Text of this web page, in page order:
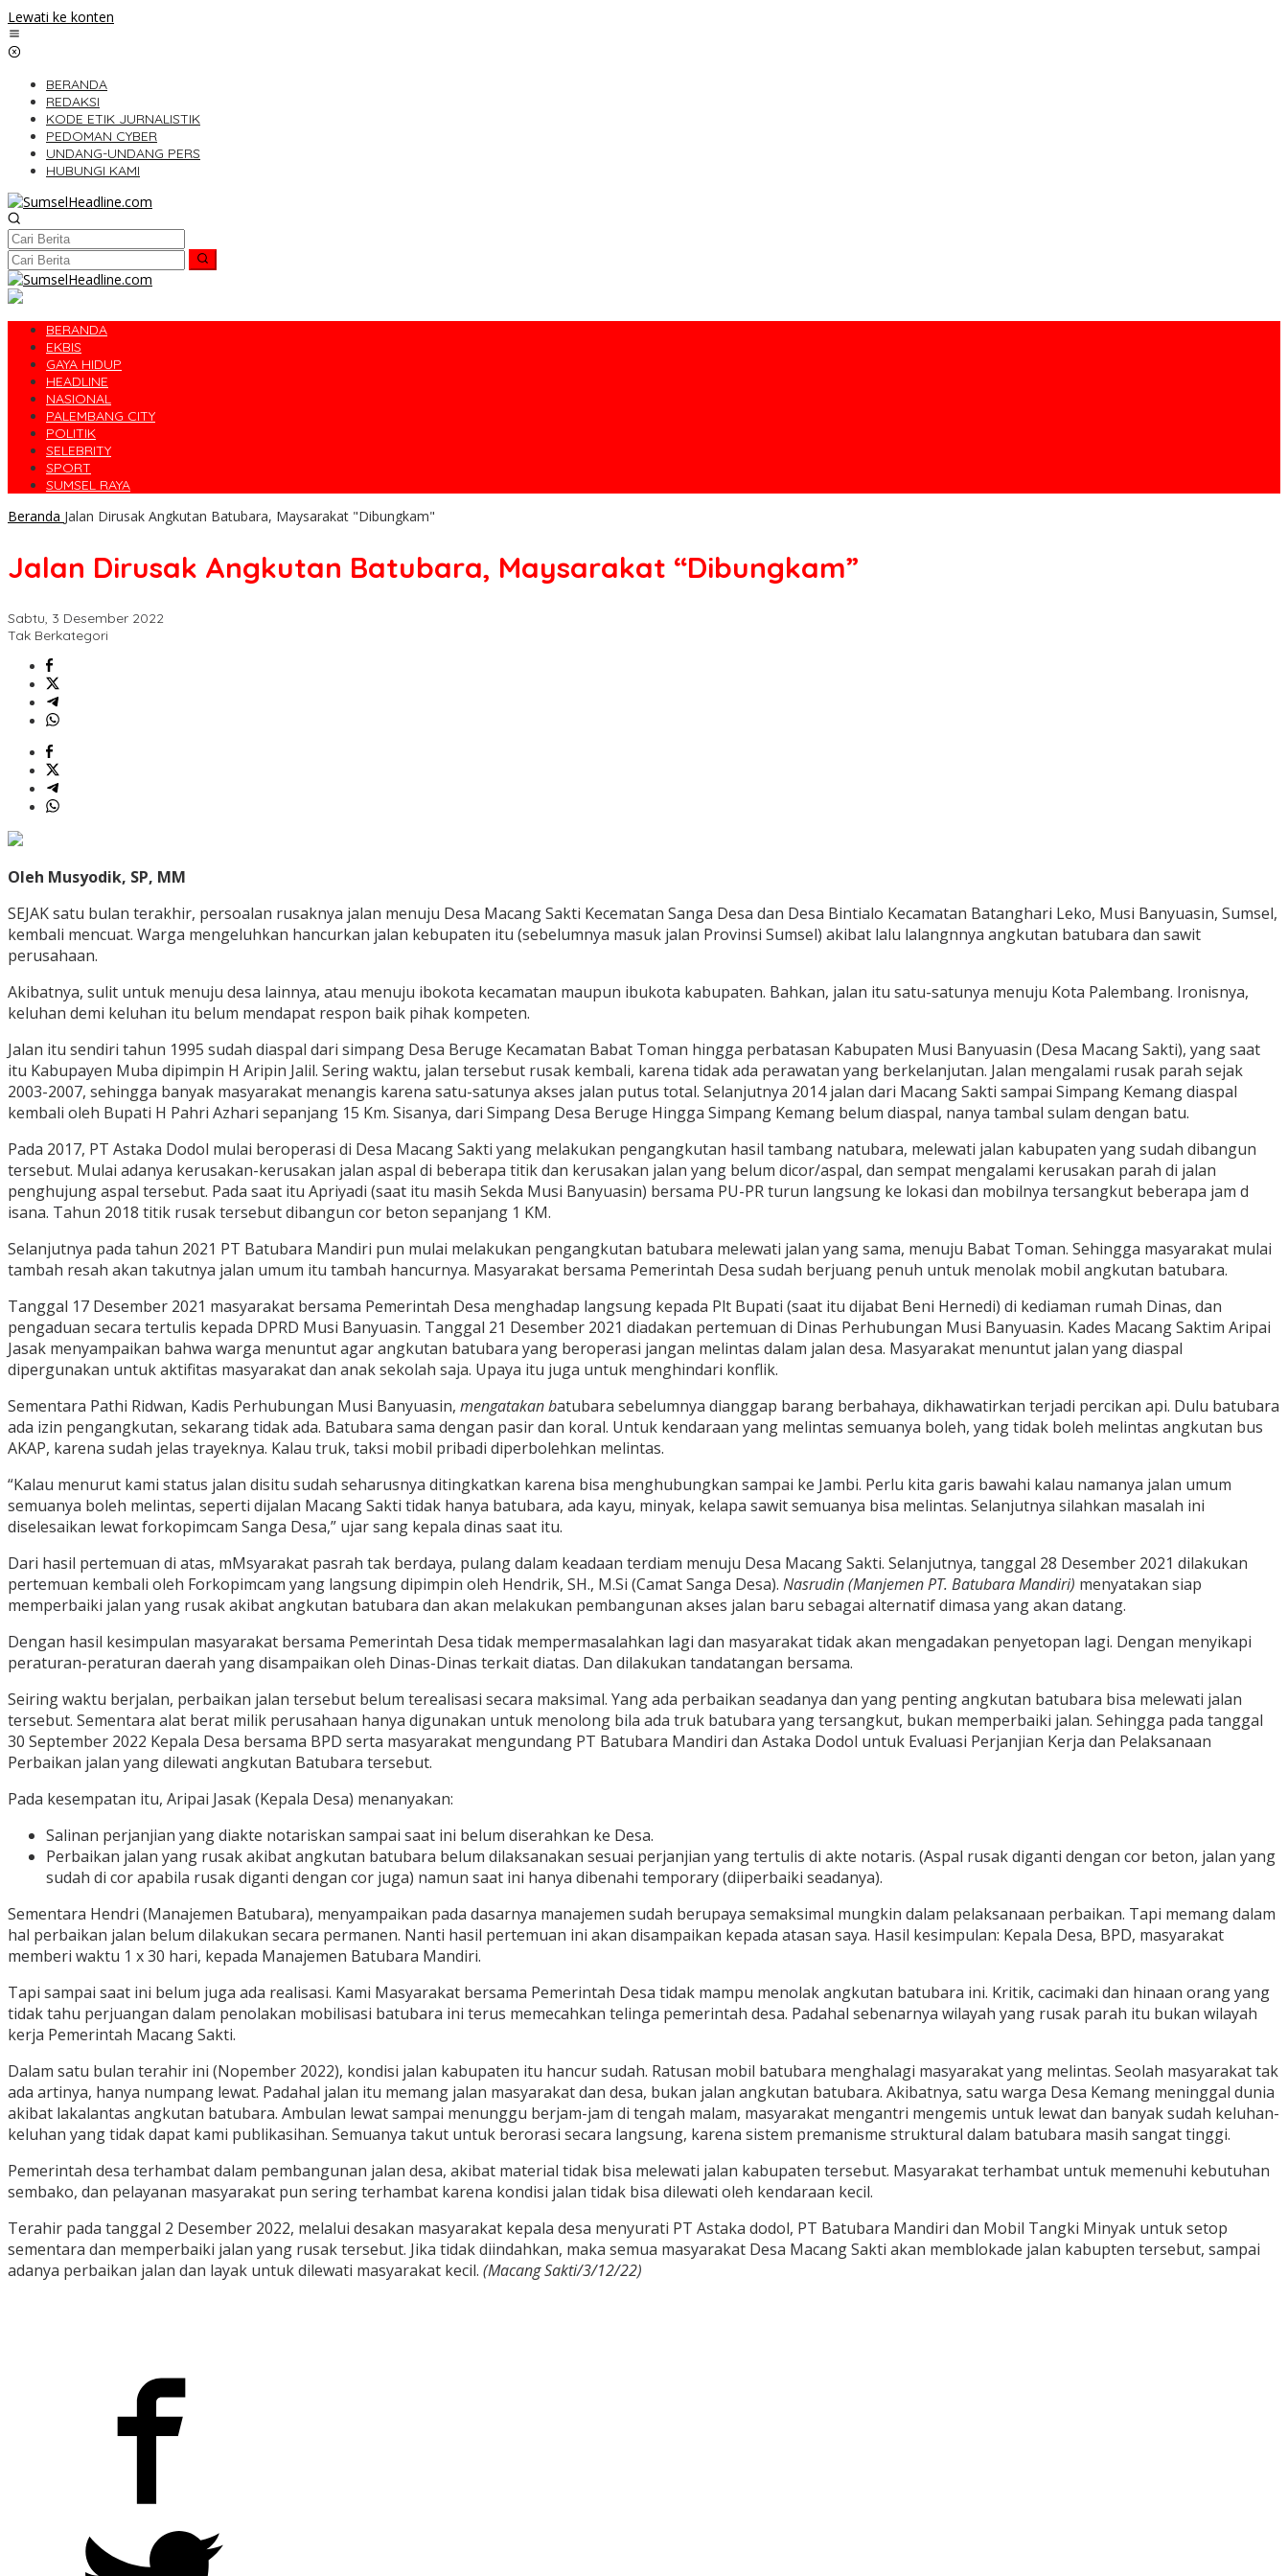
Lewati ke konten
BERANDA
REDAKSI
KODE ETIK JURNALISTIK
PEDOMAN CYBER
UNDANG-UNDANG PERS
HUBUNGI KAMI
BERANDA
EKBIS
GAYA HIDUP
HEADLINE
NASIONAL
PALEMBANG CITY
POLITIK
SELEBRITY
SPORT
SUMSEL RAYA
Beranda Jalan Dirusak Angkutan Batubara, Maysarakat "Dibungkam"
Jalan Dirusak Angkutan Batubara, Maysarakat “Dibungkam”
Sabtu, 3 Desember 2022
Tak Berkategori
Oleh Musyodik, SP, MM
SEJAK satu bulan terakhir, persoalan rusaknya jalan menuju Desa Macang Sakti Kecematan Sanga Desa dan Desa Bintialo Kecamatan Batanghari Leko, Musi Banyuasin, Sumsel,
kembali mencuat. Warga mengeluhkan hancurkan jalan kebupaten itu (sebelumnya masuk jalan Provinsi Sumsel) akibat lalu lalangnnya angkutan batubara dan sawit
perusahaan.
Akibatnya, sulit untuk menuju desa lainnya, atau menuju ibokota kecamatan maupun ibukota kabupaten. Bahkan, jalan itu satu-satunya menuju Kota Palembang. Ironisnya,
keluhan demi keluhan itu belum mendapat respon baik pihak kompeten.
Jalan itu sendiri tahun 1995 sudah diaspal dari simpang Desa Beruge Kecamatan Babat Toman hingga perbatasan Kabupaten Musi Banyuasin (Desa Macang Sakti), yang saat
itu Kabupayen Muba dipimpin H Aripin Jalil. Sering waktu, jalan tersebut rusak kembali, karena tidak ada perawatan yang berkelanjutan. Jalan mengalami rusak parah sejak
2003-2007, sehingga banyak masyarakat menangis karena satu-satunya akses jalan putus total. Selanjutnya 2014 jalan dari Macang Sakti sampai Simpang Kemang diaspal
kembali oleh Bupati H Pahri Azhari sepanjang 15 Km. Sisanya, dari Simpang Desa Beruge Hingga Simpang Kemang belum diaspal, nanya tambal sulam dengan batu.
Pada 2017, PT Astaka Dodol mulai beroperasi di Desa Macang Sakti yang melakukan pengangkutan hasil tambang natubara, melewati jalan kabupaten yang sudah dibangun
tersebut. Mulai adanya kerusakan-kerusakan jalan aspal di beberapa titik dan kerusakan jalan yang belum dicor/aspal, dan sempat mengalami kerusakan parah di jalan
penghujung aspal tersebut. Pada saat itu Apriyadi (saat itu masih Sekda Musi Banyuasin) bersama PU-PR turun langsung ke lokasi dan mobilnya tersangkut beberapa jam d
isana. Tahun 2018 titik rusak tersebut dibangun cor beton sepanjang 1 KM.
Selanjutnya pada tahun 2021 PT Batubara Mandiri pun mulai melakukan pengangkutan batubara melewati jalan yang sama, menuju Babat Toman. Sehingga masyarakat mulai
tambah resah akan takutnya jalan umum itu tambah hancurnya. Masyarakat bersama Pemerintah Desa sudah berjuang penuh untuk menolak mobil angkutan batubara.
Tanggal 17 Desember 2021 masyarakat bersama Pemerintah Desa menghadap langsung kepada Plt Bupati (saat itu dijabat Beni Hernedi) di kediaman rumah Dinas, dan
pengaduan secara tertulis kepada DPRD Musi Banyuasin. Tanggal 21 Desember 2021 diadakan pertemuan di Dinas Perhubungan Musi Banyuasin. Kades Macang Saktim Aripai
Jasak menyampaikan bahwa warga menuntut agar angkutan batubara yang beroperasi jangan melintas dalam jalan desa. Masyarakat menuntut jalan yang diaspal
dipergunakan untuk aktifitas masyarakat dan anak sekolah saja. Upaya itu juga untuk menghindari konflik.
Sementara Pathi Ridwan, Kadis Perhubungan Musi Banyuasin, mengatakan batubara sebelumnya dianggap barang berbahaya, dikhawatirkan terjadi percikan api. Dulu batubara
ada izin pengangkutan, sekarang tidak ada. Batubara sama dengan pasir dan koral. Untuk kendaraan yang melintas semuanya boleh, yang tidak boleh melintas angkutan bus
AKAP, karena sudah jelas trayeknya. Kalau truk, taksi mobil pribadi diperbolehkan melintas.
“Kalau menurut kami status jalan disitu sudah seharusnya ditingkatkan karena bisa menghubungkan sampai ke Jambi. Perlu kita garis bawahi kalau namanya jalan umum
semuanya boleh melintas, seperti dijalan Macang Sakti tidak hanya batubara, ada kayu, minyak, kelapa sawit semuanya bisa melintas. Selanjutnya silahkan masalah ini
diselesaikan lewat forkopimcam Sanga Desa,” ujar sang kepala dinas saat itu.
Dari hasil pertemuan di atas, mMsyarakat pasrah tak berdaya, pulang dalam keadaan terdiam menuju Desa Macang Sakti. Selanjutnya, tanggal 28 Desember 2021 dilakukan
pertemuan kembali oleh Forkopimcam yang langsung dipimpin oleh Hendrik, SH., M.Si (Camat Sanga Desa). Nasrudin (Manjemen PT. Batubara Mandiri) menyatakan siap
memperbaiki jalan yang rusak akibat angkutan batubara dan akan melakukan pembangunan akses jalan baru sebagai alternatif dimasa yang akan datang.
Dengan hasil kesimpulan masyarakat bersama Pemerintah Desa tidak mempermasalahkan lagi dan masyarakat tidak akan mengadakan penyetopan lagi. Dengan menyikapi
peraturan-peraturan daerah yang disampaikan oleh Dinas-Dinas terkait diatas. Dan dilakukan tandatangan bersama.
Seiring waktu berjalan, perbaikan jalan tersebut belum terealisasi secara maksimal. Yang ada perbaikan seadanya dan yang penting angkutan batubara bisa melewati jalan
tersebut. Sementara alat berat milik perusahaan hanya digunakan untuk menolong bila ada truk batubara yang tersangkut, bukan memperbaiki jalan. Sehingga pada tanggal
30 September 2022 Kepala Desa bersama BPD serta masyarakat mengundang PT Batubara Mandiri dan Astaka Dodol untuk Evaluasi Perjanjian Kerja dan Pelaksanaan
Perbaikan jalan yang dilewati angkutan Batubara tersebut.
Pada kesempatan itu, Aripai Jasak (Kepala Desa) menanyakan:
Salinan perjanjian yang diakte notariskan sampai saat ini belum diserahkan ke Desa.
Perbaikan jalan yang rusak akibat angkutan batubara belum dilaksanakan sesuai perjanjian yang tertulis di akte notaris. (Aspal rusak diganti dengan cor beton, jalan yang
sudah di cor apabila rusak diganti dengan cor juga) namun saat ini hanya dibenahi temporary (diiperbaiki seadanya).
Sementara Hendri (Manajemen Batubara), menyampaikan pada dasarnya manajemen sudah berupaya semaksimal mungkin dalam pelaksanaan perbaikan. Tapi memang dalam
hal perbaikan jalan belum dilakukan secara permanen. Nanti hasil pertemuan ini akan disampaikan kepada atasan saya. Hasil kesimpulan: Kepala Desa, BPD, masyarakat
memberi waktu 1 x 30 hari, kepada Manajemen Batubara Mandiri.
Tapi sampai saat ini belum juga ada realisasi. Kami Masyarakat bersama Pemerintah Desa tidak mampu menolak angkutan batubara ini. Kritik, cacimaki dan hinaan orang yang
tidak tahu perjuangan dalam penolakan mobilisasi batubara ini terus memecahkan telinga pemerintah desa. Padahal sebenarnya wilayah yang rusak parah itu bukan wilayah
kerja Pemerintah Macang Sakti.
Dalam satu bulan terahir ini (Nopember 2022), kondisi jalan kabupaten itu hancur sudah. Ratusan mobil batubara menghalagi masyarakat yang melintas. Seolah masyarakat tak
ada artinya, hanya numpang lewat. Padahal jalan itu memang jalan masyarakat dan desa, bukan jalan angkutan batubara. Akibatnya, satu warga Desa Kemang meninggal dunia
akibat lakalantas angkutan batubara. Ambulan lewat sampai menunggu berjam-jam di tengah malam, masyarakat mengantri mengemis untuk lewat dan banyak sudah keluhan-
keluhan yang tidak dapat kami publikasihan. Semuanya takut untuk berorasi secara langsung, karena sistem premanisme struktural dalam batubara masih sangat tinggi.
Pemerintah desa terhambat dalam pembangunan jalan desa, akibat material tidak bisa melewati jalan kabupaten tersebut. Masyarakat terhambat untuk memenuhi kebutuhan
sembako, dan pelayanan masyarakat pun sering terhambat karena kondisi jalan tidak bisa dilewati oleh kendaraan kecil.
Terahir pada tanggal 2 Desember 2022, melalui desakan masyarakat kepala desa menyurati PT Astaka dodol, PT Batubara Mandiri dan Mobil Tangki Minyak untuk setop
sementara dan memperbaiki jalan yang rusak tersebut. Jika tidak diindahkan, maka semua masyarakat Desa Macang Sakti akan memblokade jalan kabupten tersebut, sampai
adanya perbaikan jalan dan layak untuk dilewati masyarakat kecil. (Macang Sakti/3/12/22)